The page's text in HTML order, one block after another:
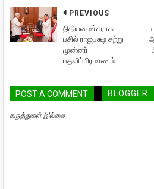
PREVIOUS
நிதியமைச்சராக
பசில் ராஜபக்ஷ சற்று
முன்னர்
பதவிப்பிரமாணம்
POST A COMMENT BLOGGER
கருத்துகள் இல்லை